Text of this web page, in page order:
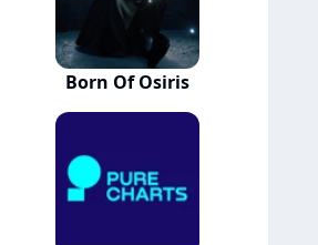
Born Of Osiris